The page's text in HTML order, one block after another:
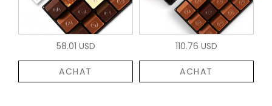
58.01 USD
ACHAT
110.76 USD
ACHAT